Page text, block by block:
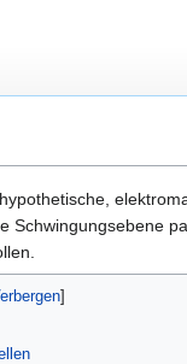
Schwingungsebene